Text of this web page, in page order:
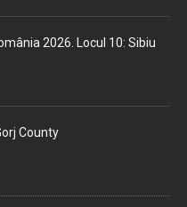
2026. Locul 10: Sibiu
County